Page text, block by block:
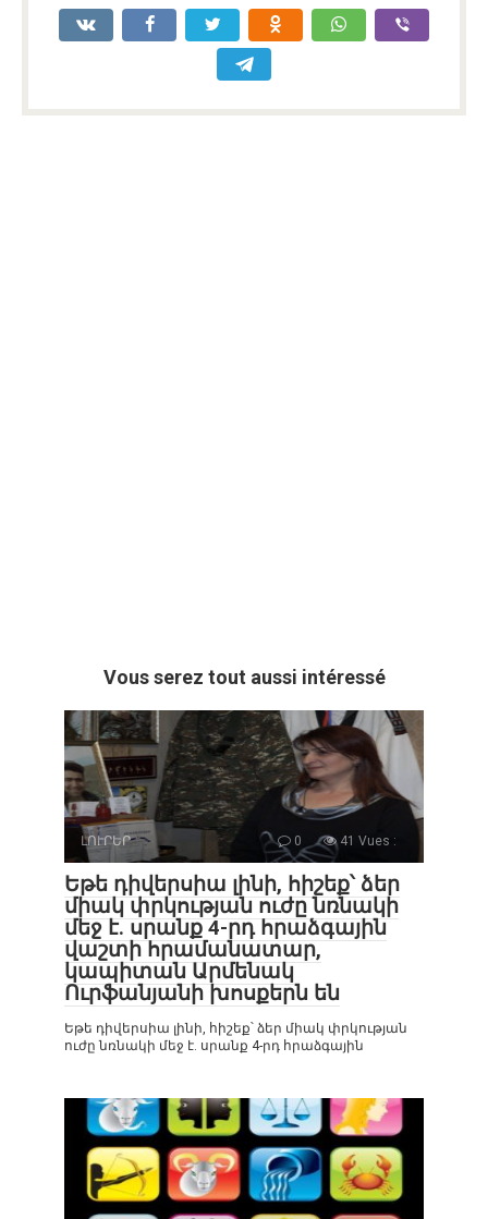
Vous serez tout aussi intéressé
ԼՈՒՐԵՐ 0 41 Vues :
Եթե դիվերսիա լինի, հիշեք՝ ձեր
միակ փրկության ուժը նռնակի
մեջ է. սրանք 4-րդ հրաձգային
վաշտի հրամանատար,
կապիտան Արմենակ
Ուրֆանյանի խոսքերն են
Եթե դիվերսիա լինի, հիշեք՝ ձեր միակ փրկության
ուժը նռնակի մեջ է. սրանք 4-րդ հրաձգային